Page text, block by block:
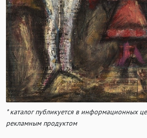
* каталог публикуется в информационных
рекламным продуктом